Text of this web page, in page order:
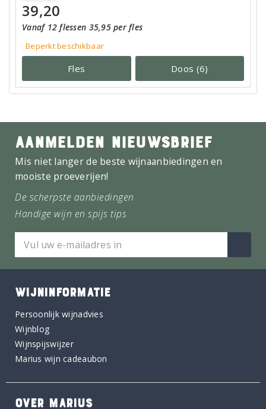
39,20
Vanaf 12 flessen 35,95 per fles
Beperkt beschikbaar
Fles Doos (6)
AANMELDEN NIEUWSBRIEF
Mis niet langer de beste wijnaanbiedingen en
mooiste proeverijen!
De scherpste aanbiedingen
Handige wijn en spijs tips
WIJNINFORMATIE
Persoonlijk wijnadvies
Wijnblog
Wijnspijswijzer
Marius wijn cadeaubon
OVER MARIUS